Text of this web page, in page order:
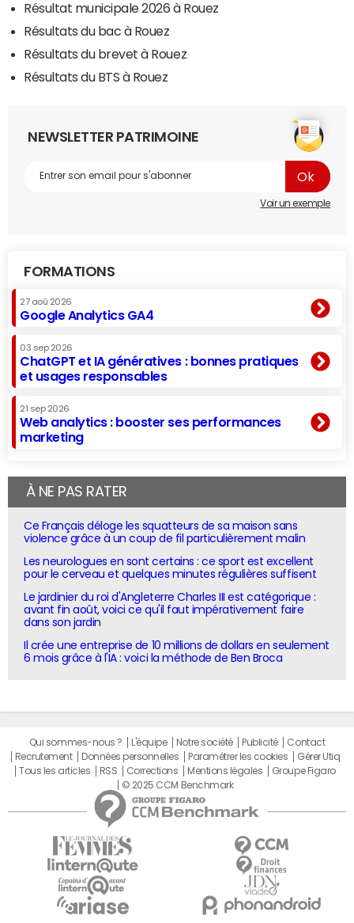
Résultat municipale 2026 à Rouez
Résultats du bac à Rouez
Résultats du brevet à Rouez
Résultats du BTS à Rouez
NEWSLETTER PATRIMOINE
Voir un exemple
FORMATIONS
27 aoû 2026
Google Analytics GA4
03 sep 2026
ChatGPT et IA génératives : bonnes pratiques
et usages responsables
21 sep 2026
Web analytics : booster ses performances
marketing
À NE PAS RATER
Ce Français déloge les squatteurs de sa maison sans
violence grâce à un coup de fil particulièrement malin
Les neurologues en sont certains : ce sport est excellent
pour le cerveau et quelques minutes régulières suffisent
Le jardinier du roi d'Angleterre Charles III est catégorique :
avant fin août, voici ce qu'il faut impérativement faire
dans son jardin
Il crée une entreprise de 10 millions de dollars en seulement
6 mois grâce à l'IA : voici la méthode de Ben Broca
Qui sommes-nous ? L'équipe Notre société Publicité
Contact
Recrutement
Données personnelles Paramétrer les cookies
Gérer Utiq
Tous les articles
RSS Corrections Mentions légales
Groupe Figaro
© 2025 CCM Benchmark